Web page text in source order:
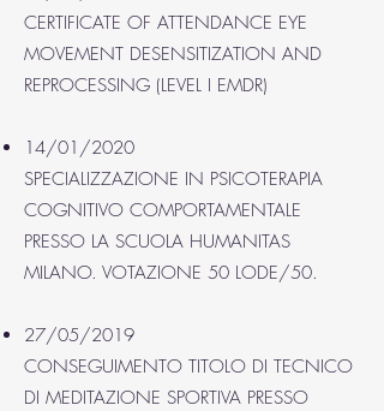
CERTIFICATE OF ATTENDANCE EYE
MOVEMENT DESENSITIZATION AND
REPROCESSING (LEVEL I EMDR)
14/01/2020
SPECIALIZZAZIONE IN PSICOTERAPIA
COGNITIVO COMPORTAMENTALE
PRESSO LA SCUOLA HUMANITAS
MILANO. VOTAZIONE 50 LODE/50.
27/05/2019
CONSEGUIMENTO TITOLO DI TECNICO
DI MEDITAZIONE SPORTIVA PRESSO